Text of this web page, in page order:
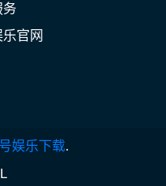
务
官网
娱乐下载.